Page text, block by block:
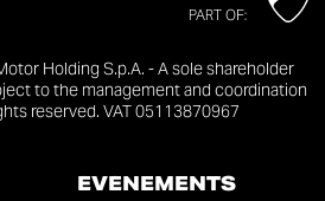
PART OF:
Holding S.p.A. - A sole shareholder
to the management and coordination
reserved. VAT 05113870967
ÉVÉNEMENTS